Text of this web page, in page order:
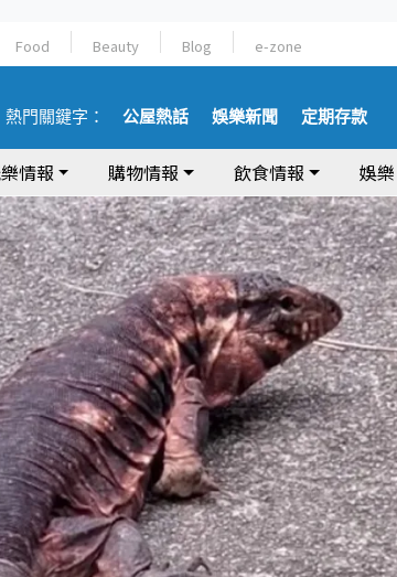
Food Beauty Blog e-zone
熱門關鍵字： 公屋熱話 娛樂新聞 定期存款
情報 購物情報 飲食情報 娛樂